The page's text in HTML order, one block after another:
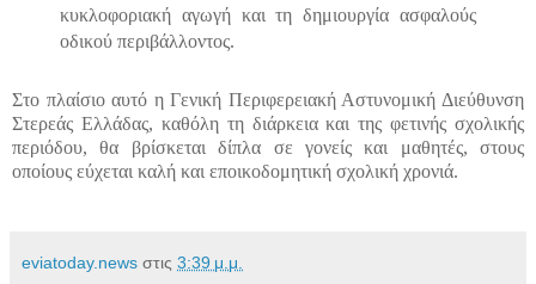
κυκλοφοριακή αγωγή και τη δημιουργία ασφαλούς
οδικού περιβάλλοντος.
Στο πλαίσιο αυτό η Γενική Περιφερειακή Αστυνομική Διεύθυνση
Στερεάς Ελλάδας, καθόλη τη διάρκεια και της φετινής σχολικής
περιόδου, θα βρίσκεται δίπλα σε γονείς και μαθητές, στους
οποίους εύχεται καλή και εποικοδομητική σχολική χρονιά.
eviatoday.news στις 3:39 μ.μ.